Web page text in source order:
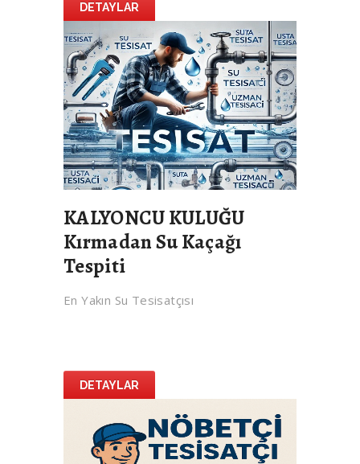
DETAYLAR
KALYONCU KULUĞU
Kırmadan Su Kaçağı
Tespiti
En Yakın Su Tesisatçısı
DETAYLAR